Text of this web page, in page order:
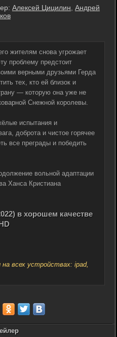
Алексей Цицилин Андрей
жителям снова угрожает
проблему предстоит
верными друзьями Герда
тех, кто ей близок и
— которую она уже не
Снежной королевы.
испытания и
доброта и чистое горячее
все преграды и победить
вольной адаптации
Ханса Кристиана
в хорошем качестве
всех устройствах: ipad,